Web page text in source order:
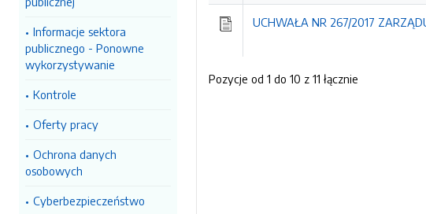
Informacje sektora
publicznego - Ponowne
wykorzystywanie
Kontrole
Oferty pracy
Ochrona danych
osobowych
Cyberbezpieczeństwo
UCHWAŁA NR 267/2017
Pozycje od 1 do 10 z 11 łącznie